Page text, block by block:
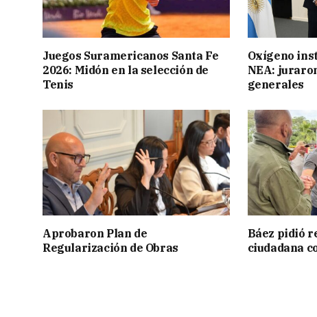
Juegos Suramericanos Santa Fe
2026: Midón en la selección de
Tenis
Oxígeno
NEA:
generales
Aprobaron Plan de
Regularización de Obras
Báez pidió
ciudadana